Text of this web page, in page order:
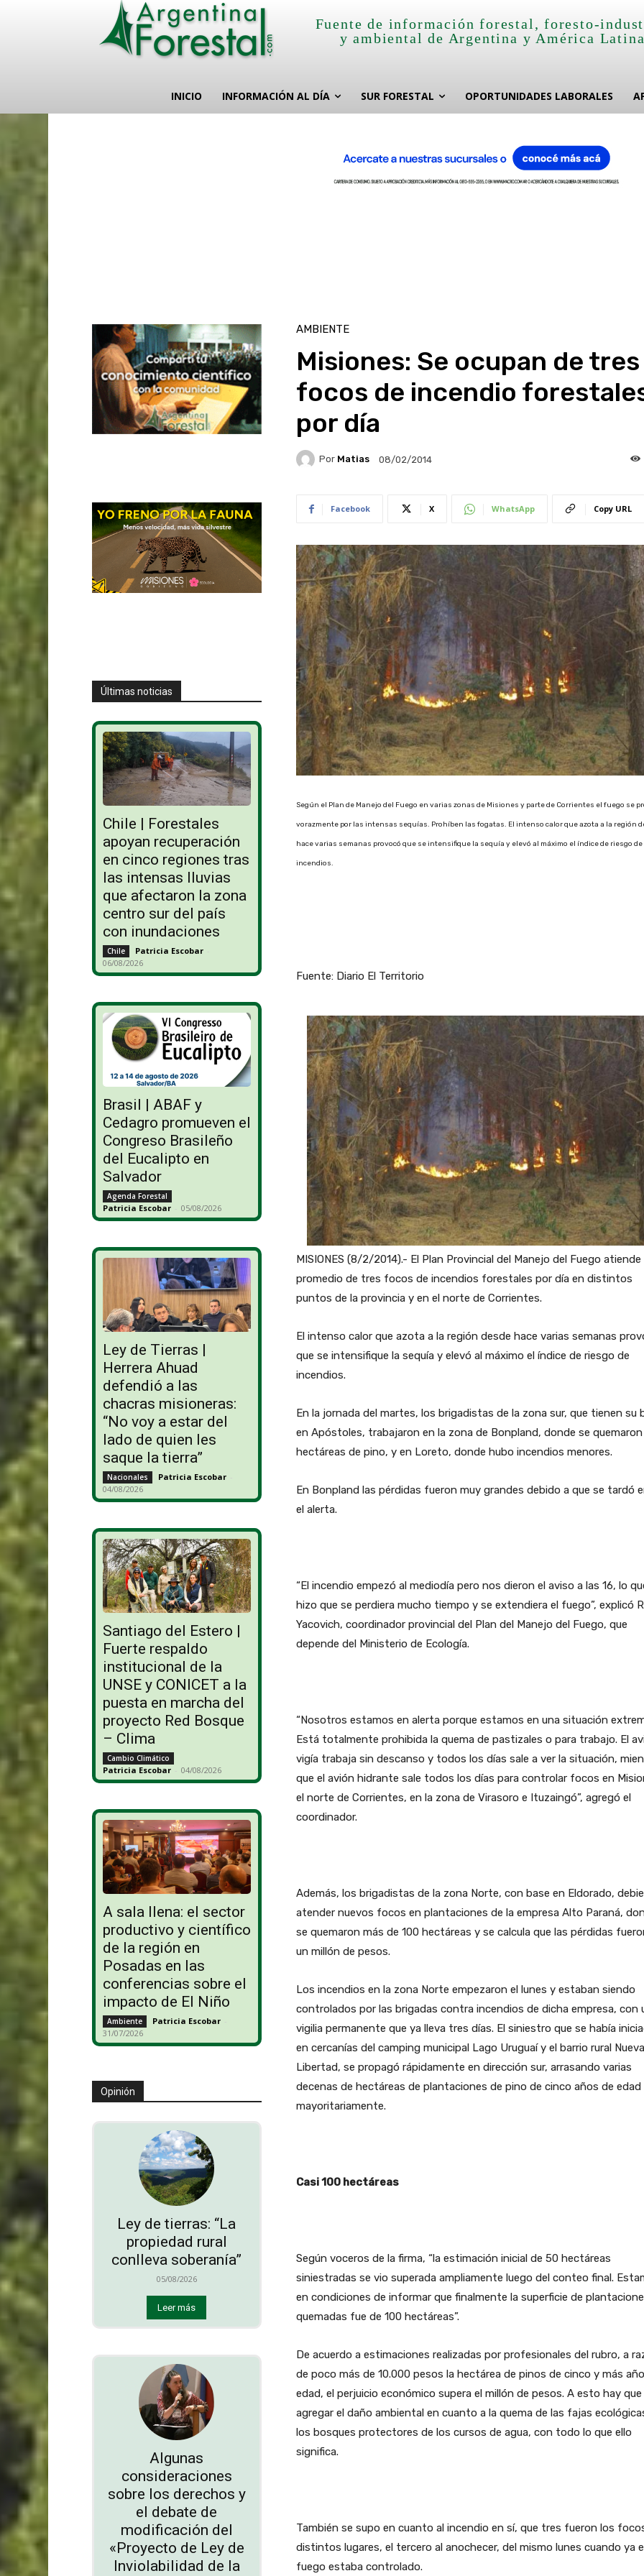
Fuente de información forestal, foresto-
y ambiental de Argentina y América
INICIO INFORMACIÓN AL DÍA SUR FORESTAL OPORTUNIDADES LABORALES
Últimas noticias
Chile | Forestales
apoyan recuperación
en cinco regiones tras
las intensas lluvias
que afectaron la zona
centro sur del país
con inundaciones
Chile Patricia Escobar -
06/08/2026
Brasil | ABAF y
Cedagro promueven el
Congreso Brasileño
del Eucalipto en
Salvador
Agenda Forestal
Patricia Escobar - 05/08/2026
Ley de Tierras |
Herrera Ahuad
defendió a las
chacras misioneras:
“No voy a estar del
lado de quien les
saque la tierra”
Nacionales Patricia Escobar -
04/08/2026
Santiago del Estero |
Fuerte respaldo
institucional de la
UNSE y CONICET a la
puesta en marcha del
proyecto Red Bosque
– Clima
Cambio Climático
Patricia Escobar - 04/08/2026
A sala llena: el sector
productivo y científico
de la región en
Posadas en las
conferencias sobre el
impacto de El Niño
Ambiente Patricia Escobar -
31/07/2026
Opinión
Ley de tierras: “La
propiedad rural
conlleva soberanía”
05/08/2026
Leer más
Algunas
consideraciones
sobre los derechos y
el debate de
modificación del
«Proyecto de Ley de
Inviolabilidad de la
AMBIENTE
Misiones: Se ocupan de tres
focos de incendio
por día
Por Matias 08/02/2014
Facebook X WhatsApp Copy URL
Según el Plan de Manejo del Fuego en varias zonas de Misiones y parte de Corrientes el fuego se
vorazmente por las intensas sequías. Prohíben las fogatas. El intenso calor que azota a la región
hace varias semanas provocó que se intensifique la sequía y elevó al máximo el índice de riesgo de
incendios.
Fuente: Diario El Territorio
MISIONES (8/2/2014).- El Plan Provincial del Manejo del Fuego atiende
promedio de tres focos de incendios forestales por día en distintos
puntos de la provincia y en el norte de Corrientes.
El intenso calor que azota a la región desde hace varias semanas
que se intensifique la sequía y elevó al máximo el índice de riesgo de
incendios.
En la jornada del martes, los brigadistas de la zona sur, que tienen su
en Apóstoles, trabajaron en la zona de Bonpland, donde se quemaron
hectáreas de pino, y en Loreto, donde hubo incendios menores.
En Bonpland las pérdidas fueron muy grandes debido a que se tardó
el alerta.
“El incendio empezó al mediodía pero nos dieron el aviso a las 16, lo
hizo que se perdiera mucho tiempo y se extendiera el fuego”, explicó
Yacovich, coordinador provincial del Plan del Manejo del Fuego, que
depende del Ministerio de Ecología.
“Nosotros estamos en alerta porque estamos en una situación
Está totalmente prohibida la quema de pastizales o para trabajo. El
vigía trabaja sin descanso y todos los días sale a ver la situación,
que el avión hidrante sale todos los días para controlar focos en
el norte de Corrientes, en la zona de Virasoro e Ituzaingó”, agregó el
coordinador.
Además, los brigadistas de la zona Norte, con base en Eldorado,
atender nuevos focos en plantaciones de la empresa Alto Paraná,
se quemaron más de 100 hectáreas y se calcula que las pérdidas
un millón de pesos.
Los incendios en la zona Norte empezaron el lunes y estaban siendo
controlados por las brigadas contra incendios de dicha empresa, con
vigilia permanente que ya lleva tres días. El siniestro que se había
en cercanías del camping municipal Lago Uruguaí y el barrio rural Nueva
Libertad, se propagó rápidamente en dirección sur, arrasando varias
decenas de hectáreas de plantaciones de pino de cinco años de edad
mayoritariamente.
Casi 100 hectáreas
Según voceros de la firma, “la estimación inicial de 50 hectáreas
siniestradas se vio superada ampliamente luego del conteo final.
en condiciones de informar que finalmente la superficie de
quemadas fue de 100 hectáreas”.
De acuerdo a estimaciones realizadas por profesionales del rubro, a
de poco más de 10.000 pesos la hectárea de pinos de cinco y más
edad, el perjuicio económico supera el millón de pesos. A esto hay que
agregar el daño ambiental en cuanto a la quema de las fajas
los bosques protectores de los cursos de agua, con todo lo que ello
significa.
También se supo en cuanto al incendio en sí, que tres fueron los
distintos lugares, el tercero al anochecer, del mismo lunes cuando ya
fuego estaba controlado.